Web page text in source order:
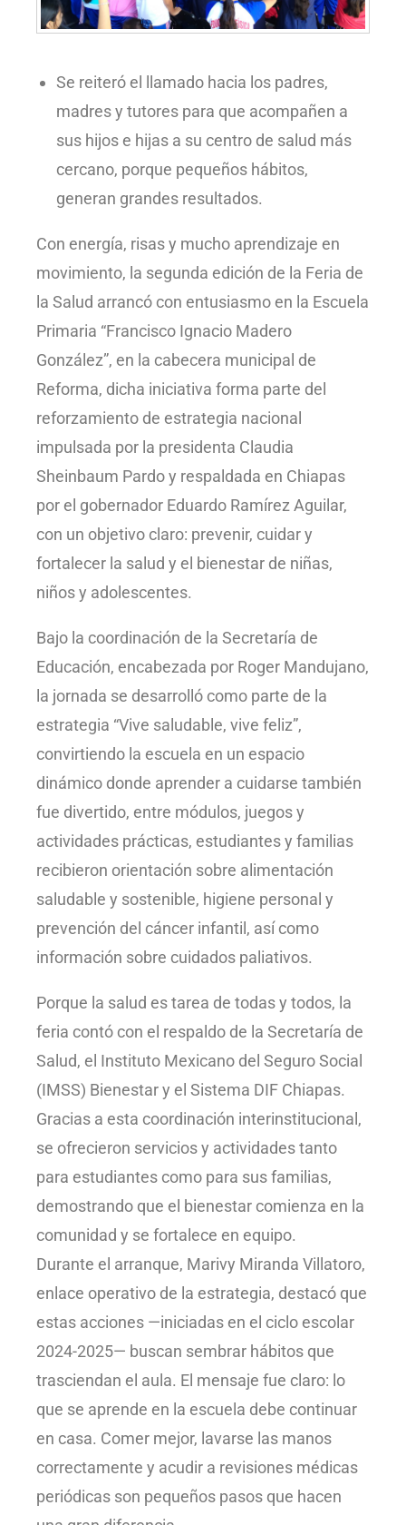
Se reiteró el llamado hacia los padres,
madres y tutores para que acompañen a
sus hijos e hijas a su centro de salud más
cercano, porque pequeños hábitos,
generan grandes resultados.
Con energía, risas y mucho aprendizaje en
movimiento, la segunda edición de la Feria de
la Salud arrancó con entusiasmo en la Escuela
Primaria “Francisco Ignacio Madero
González”, en la cabecera municipal de
Reforma, dicha iniciativa forma parte del
reforzamiento de estrategia nacional
impulsada por la presidenta Claudia
Sheinbaum Pardo y respaldada en Chiapas
por el gobernador Eduardo Ramírez Aguilar,
con un objetivo claro: prevenir, cuidar y
fortalecer la salud y el bienestar de niñas,
niños y adolescentes.
Bajo la coordinación de la Secretaría de
Educación, encabezada por Roger Mandujano,
la jornada se desarrolló como parte de la
estrategia “Vive saludable, vive feliz”,
convirtiendo la escuela en un espacio
dinámico donde aprender a cuidarse también
fue divertido, entre módulos, juegos y
actividades prácticas, estudiantes y familias
recibieron orientación sobre alimentación
saludable y sostenible, higiene personal y
prevención del cáncer infantil, así como
información sobre cuidados paliativos.
Porque la salud es tarea de todas y todos, la
feria contó con el respaldo de la Secretaría de
Salud, el Instituto Mexicano del Seguro Social
(IMSS) Bienestar y el Sistema DIF Chiapas.
Gracias a esta coordinación interinstitucional,
se ofrecieron servicios y actividades tanto
para estudiantes como para sus familias,
demostrando que el bienestar comienza en la
comunidad y se fortalece en equipo.
Durante el arranque, Marivy Miranda Villatoro,
enlace operativo de la estrategia, destacó que
estas acciones —iniciadas en el ciclo escolar
2024-2025— buscan sembrar hábitos que
trasciendan el aula. El mensaje fue claro: lo
que se aprende en la escuela debe continuar
en casa. Comer mejor, lavarse las manos
correctamente y acudir a revisiones médicas
periódicas son pequeños pasos que hacen